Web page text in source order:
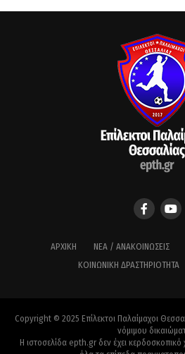
ΑΡΧΙΚΉ ΝΈΑ / ΑΝΑΚΟΙΝΏΣΕΙΣ
ΚΟΙΝΩΝΙΚΉ ΔΡΑΣΤΗΡΙΌΤΗΤΑ
Copyright © 2025 Επίλεκτοι Παλαίμαχοι
νόμιμου
Η ιστοσελίδα epth.gr δεν έχει